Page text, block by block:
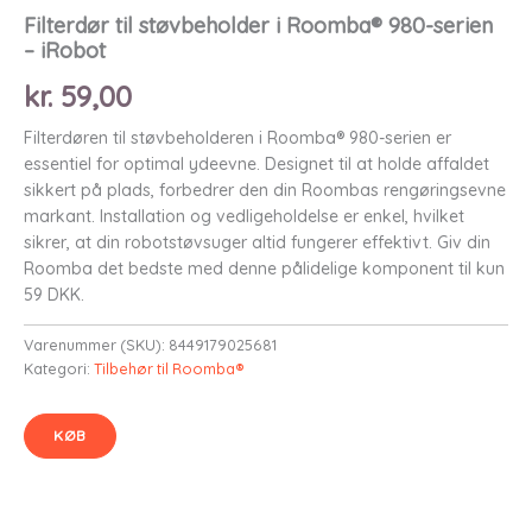
Filterdør til støvbeholder i Roomba® 980-serien
– iRobot
kr. 59,00
Filterdøren til støvbeholderen i Roomba® 980-serien er
essentiel for optimal ydeevne. Designet til at holde affaldet
sikkert på plads, forbedrer den din Roombas rengøringsevne
markant. Installation og vedligeholdelse er enkel, hvilket
sikrer, at din robotstøvsuger altid fungerer effektivt. Giv din
Roomba det bedste med denne pålidelige komponent til kun
59 DKK.
Varenummer (SKU): 8449179025681
Kategori: Tilbehør til Roomba®
KØB